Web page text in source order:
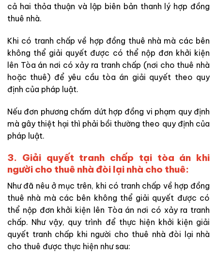
cả hai thỏa thuận và lập biên bản thanh lý hợp đồng
thuê nhà.
Khi có tranh chấp về hợp đồng thuê nhà mà các bên
không thể giải quyết được có thể nộp đơn khởi kiện
lên Tòa án nơi có xảy ra tranh chấp (nơi cho thuê nhà
hoặc thuê) để yêu cầu tòa án giải quyết theo quy
định của pháp luật.
Nếu đơn phương chấm dứt hợp đồng vi phạm quy định
mà gây thiệt hại thì phải bồi thường theo quy định của
pháp luật.
3. Giải quyết tranh chấp tại tòa án khi
người cho thuê nhà đòi lại nhà cho thuê:
Như đã nêu ở mục trên, khi có tranh chấp về hợp đồng
thuê nhà mà các bên không thể giải quyết được có
thể nộp đơn khởi kiện lên Tòa án nơi có xảy ra tranh
chấp. Như vậy, quy trình để thực hiện khởi kiện giải
quyết tranh chấp khi người cho thuê nhà đòi lại nhà
cho thuê được thực hiện như sau: